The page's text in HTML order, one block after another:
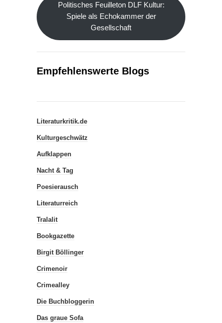
Politisches Feuilleton DLF Kultur:
Spiele als Echokammer der
Gesellschaft
Empfehlenswerte Blogs
Literaturkritik.de
Kulturgeschwätz
Aufklappen
Nacht & Tag
Poesierausch
Literaturreich
Tralalit
Bookgazette
Birgit Böllinger
Crimenoir
Crimealley
Die Buchbloggerin
Das graue Sofa